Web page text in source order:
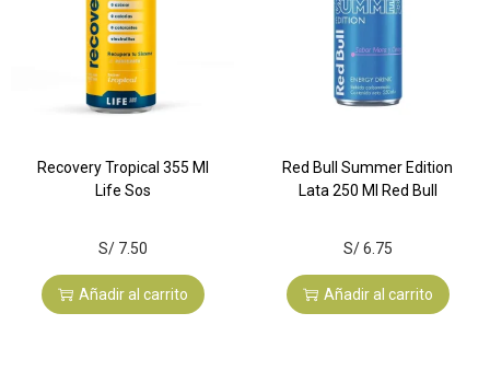
Recovery Tropical 355 Ml
Life Sos
S/7.50
Añadir al carrito
Red Bull Summer Edition
Lata 250 Ml Red Bull
S/6.75
Añadir al carrito